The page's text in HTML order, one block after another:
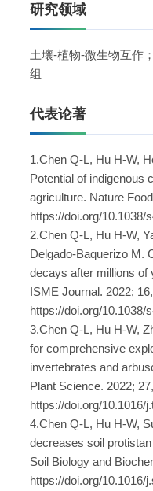
研究领域
土壤-植物-微生物互作
组
代表论著
1.Chen Q-L, Hu H-W,
Potential of indigenous
agriculture. Nature
https://doi.org/10.1038/
2.Chen Q-L, Hu H-W,
Delgado-Baquerizo M.
decays after millions of
ISME Journal. 2022;
https://doi.org/10.1038/
3.Chen Q-L, Hu H-W,
for comprehensive
invertebrates and
Plant Science. 2022;
https://doi.org/10.1016/
4.Chen Q-L, Hu H-W,
decreases soil
Soil Biology and
https://doi.org/10.1016/